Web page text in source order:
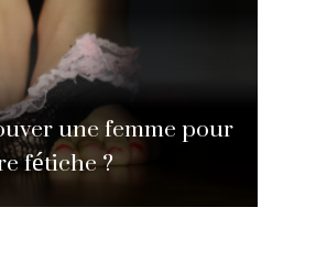
une femme pour
fétiche ?